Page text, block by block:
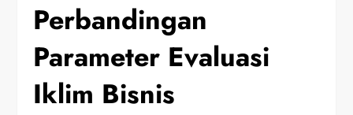
Perbandingan
Parameter Evaluasi
Iklim Bisnis